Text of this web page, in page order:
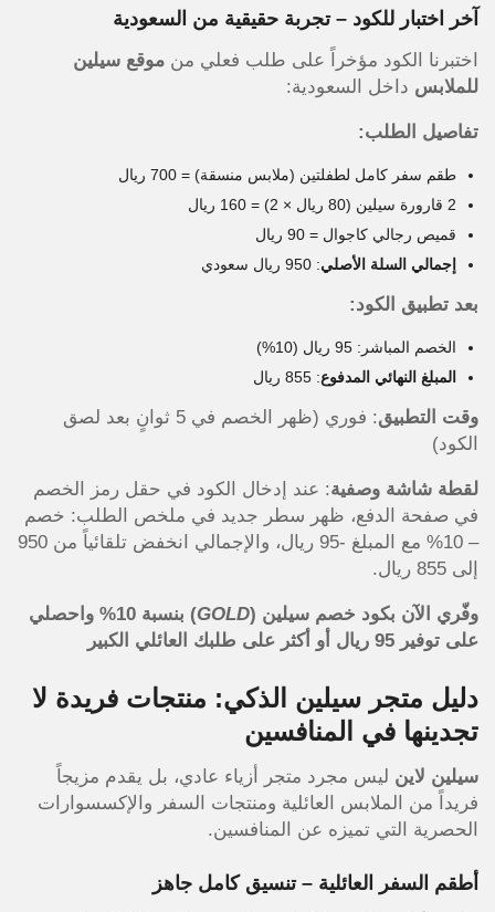
آخر اختبار للكود – تجربة حقيقية من السعودية
اختبرنا الكود مؤخراً على طلب فعلي من موقع سيلين
للملابس داخل السعودية:
تفاصيل الطلب:
طقم سفر كامل لطفلتين (ملابس منسقة) = 700 ريال
2 قارورة سيلين (80 ريال × 2) = 160 ريال
قميص رجالي كاجوال = 90 ريال
إجمالي السلة الأصلي: 950 ريال سعودي
بعد تطبيق الكود:
الخصم المباشر: 95 ريال (10%)
المبلغ النهائي المدفوع: 855 ريال
وقت التطبيق
: فوري (ظهر الخصم في 5 ثوانٍ بعد لصق
الكود)
لقطة شاشة وصفية: عند إدخال الكود في حقل رمز الخصم
في صفحة الدفع، ظهر سطر جديد في ملخص الطلب: خصم
– 10% مع المبلغ -95 ريال، والإجمالي انخفض تلقائياً من 950
إلى 855 ريال.
وفّري الآن بكود خصم سيلين (GOLD
) بنسبة 10% واحصلي
على توفير 95 ريال أو أكثر على طلبك العائلي الكبير
دليل متجر سيلين الذكي: منتجات فريدة لا
تجدينها في المنافسين
سيلين لاين ليس مجرد متجر أزياء عادي، بل يقدم مزيجاً
فريداً من الملابس العائلية ومنتجات السفر والإكسسوارات
الحصرية التي تميزه عن المنافسين.
أطقم السفر العائلية – تنسيق كامل جاهز